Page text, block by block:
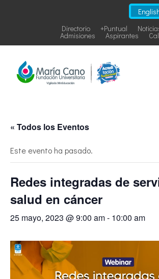
+Puntual
Directorio
Aspirantes
Admisiones
« Todos los Eventos
Este evento ha pasado.
Redes integradas de
salud en cáncer
25 mayo, 2023 @ 9:00 am- 10:00 am